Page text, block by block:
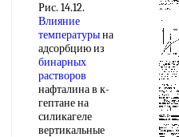
Рис. 14.12.
Влияние
температурына
адсорбцию из
бинарных
растворов
нафталина в к-
гептане на
силикагеле
вертикальные